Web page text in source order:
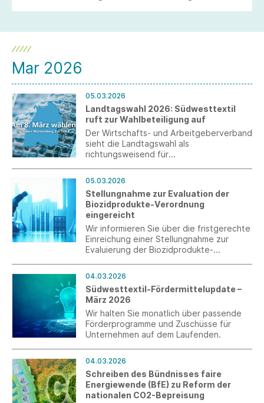
Mar 2026
05.03.2026
Landtagswahl 2026: Südwesttextil
ruft zur Wahlbeteiligung auf
Der Wirtschafts- und Arbeitgeberverband
sieht die Landtagswahl als
richtungsweisend für
und richtet sich an die Wahlberechtigten.
05.03.2026
Stellungnahme zur Evaluation der
Biozidprodukte-Verordnung
eingereicht
Wir informieren Sie über die fristgerechte
Einreichung einer Stellungnahme zur
Evaluierung der Biozidprodukte-
04.03.2026
Südwesttextil-Fördermittelupdate –
März 2026
Wir halten Sie monatlich über passende
Förderprogramme und Zuschüsse für
Unternehmen auf dem Laufenden.
04.03.2026
Schreiben des Bündnisses faire
Energiewende (BfE) zu Reform der
nationalen CO2-Bepreisung